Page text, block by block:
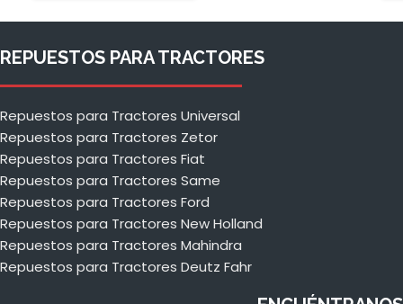
REPUESTOS PARA TRACTORES
Repuestos para Tractores Universal
Repuestos para Tractores Zetor
Repuestos para Tractores Fiat
Repuestos para Tractores Same
Repuestos para Tractores Ford
Repuestos para Tractores New Holland
Repuestos para Tractores Mahindra
Repuestos para Tractores Deutz Fahr